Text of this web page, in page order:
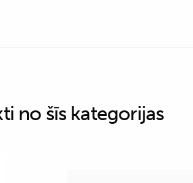
no šīs kategorijas